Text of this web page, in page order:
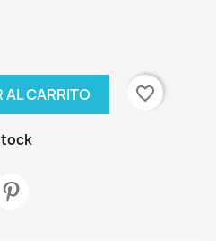
AL CARRITO favorite_border ×